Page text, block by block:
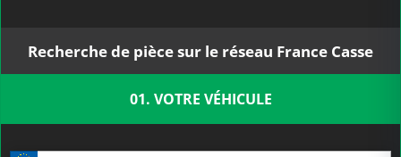
Recherche de pièce sur le réseau France Casse
01. VOTRE VÉHICULE